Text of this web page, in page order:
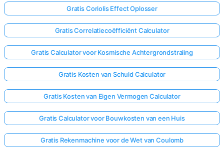
Gratis Coriolis Effect Oplosser
Gratis Correlatiecoëfficiënt Calculator
Gratis Calculator voor Kosmische Achtergrondstraling
Gratis Kosten van Schuld Calculator
Gratis Kosten van Eigen Vermogen Calculator
Gratis Calculator voor Bouwkosten van een Huis
Gratis Rekenmachine voor de Wet van Coulomb